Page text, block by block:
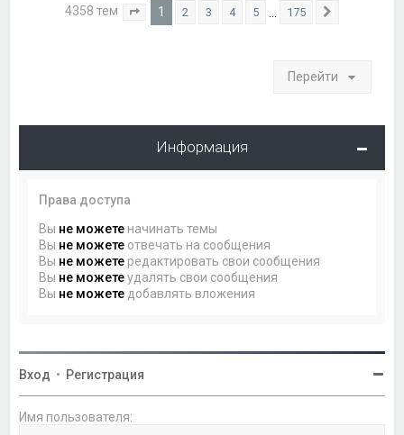
4358 тем Страница из 175
1 2 3 4 5 175
Перейти
Информация
Права доступа
Вы не можете начинать темы
Вы не можете отвечать на сообщения
Вы не можете редактировать свои сообщения
Вы не можетеудалять свои сообщения
Вы не можете добавлять вложения
Вход • Регистрация
Имя пользователя: